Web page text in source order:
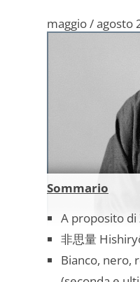
maggio / agosto
Sommario
A proposito di
非思量
Bianco, nero,